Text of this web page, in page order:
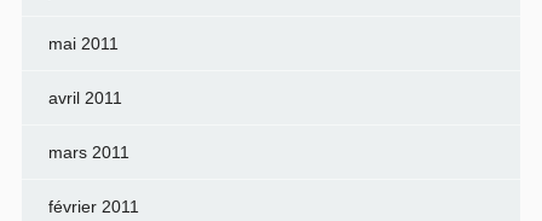
mai 2011
avril 2011
mars 2011
février 2011